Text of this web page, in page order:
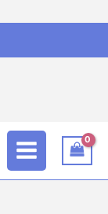
Main
Menu